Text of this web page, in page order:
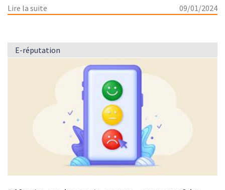
Lire la suite 09/01/2024
E-réputation